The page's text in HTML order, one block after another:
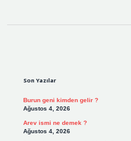
Son Yazılar
Burun geni kimden gelir ?
Ağustos 4, 2026
Arev ismi ne demek ?
Ağustos 4, 2026